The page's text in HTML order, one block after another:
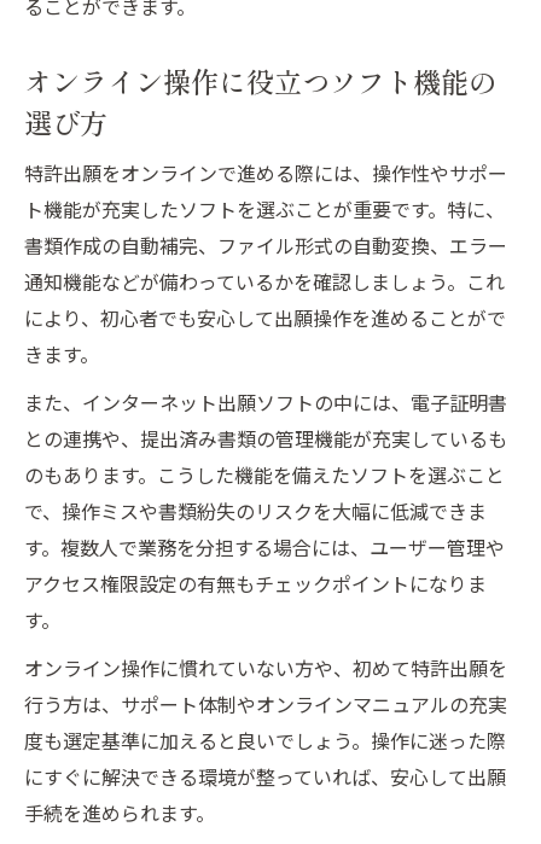
ることができます。
オンライン操作に役立つソフト機能の
選び方
特許出願をオンラインで進める際には、操作性やサポー
ト機能が充実したソフトを選ぶことが重要です。特に、
書類作成の自動補完、ファイル形式の自動変換、エラー
通知機能などが備わっているかを確認しましょう。これ
により、初心者でも安心して出願操作を進めることがで
きます。
また、インターネット出願ソフトの中には、電子証明書
との連携や、提出済み書類の管理機能が充実しているも
のもあります。こうした機能を備えたソフトを選ぶこと
で、操作ミスや書類紛失のリスクを大幅に低減できま
す。複数人で業務を分担する場合には、ユーザー管理や
アクセス権限設定の有無もチェックポイントになりま
す。
オンライン操作に慣れていない方や、初めて特許出願を
行う方は、サポート体制やオンラインマニュアルの充実
度も選定基準に加えると良いでしょう。操作に迷った際
にすぐに解決できる環境が整っていれば、安心して出願
手続を進められます。